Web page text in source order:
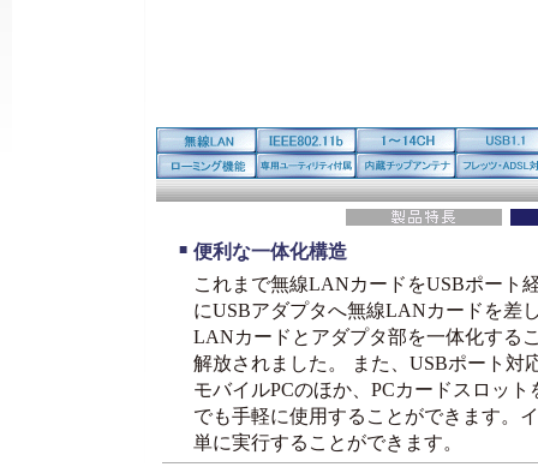
■ 便利な一体化構造
これまで無線LANカードをUSBポート
にUSBアダプタへ無線LANカードを差
LANカードとアダプタ部を一体化する
解放されました。 また、USBポート対
モバイルPCのほか、PCカードスロッ
でも手軽に使用することができます。
単に実行することができます。